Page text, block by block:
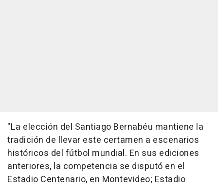
"La elección del Santiago Bernabéu mantiene la
tradición de llevar este certamen a escenarios
históricos del fútbol mundial. En sus ediciones
anteriores, la competencia se disputó en el
Estadio Centenario, en Montevideo; Estadio